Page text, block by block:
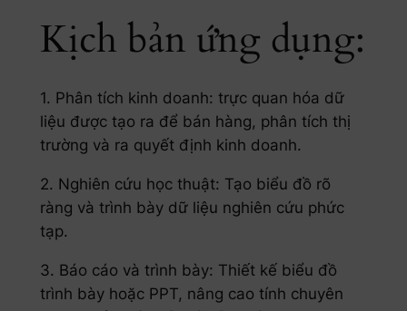
Kịch bản ứng dụng:
1. Phân tích kinh doanh: trực quan hóa dữ
liệu được tạo ra để bán hàng, phân tích thị
trường và ra quyết định kinh doanh.
2. Nghiên cứu học thuật: Tạo biểu đồ rõ
ràng và trình bày dữ liệu nghiên cứu phức
tạp.
3. Báo cáo và trình bày: Thiết kế biểu đồ
trình bày hoặc PPT, nâng cao tính chuyên